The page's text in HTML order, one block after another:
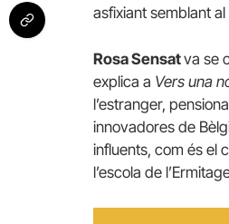
asfixiant semblant al
Rosa Sensatva se
explica a Vers una
l’estranger,
innovadores de
influents, com és el
l’escola de